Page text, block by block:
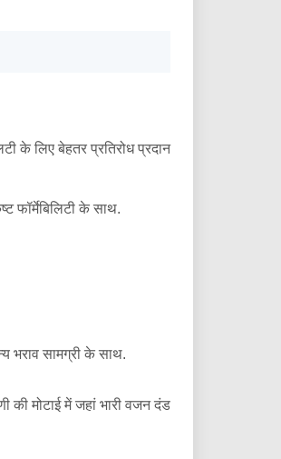
के लिए बेहतर प्रतिरोध प्रदान
फॉर्मेबिलिटी के साथ.
भराव सामग्री के साथ.
की मोटाई में जहां भारी वजन दंड